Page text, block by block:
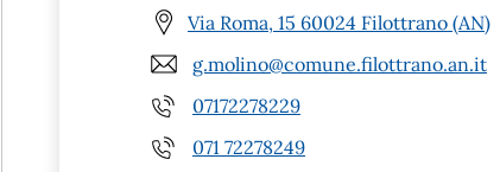
Via Roma, 15 60024 Filottrano (AN)
g.molino@comune.filottrano.an.it
07172278229
071 72278249